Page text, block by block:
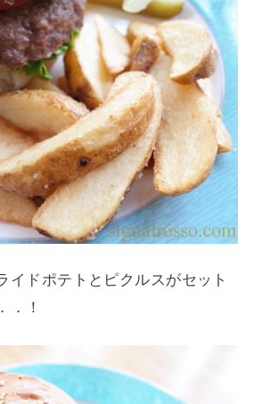
イドポテトとピクルスがセット
．！